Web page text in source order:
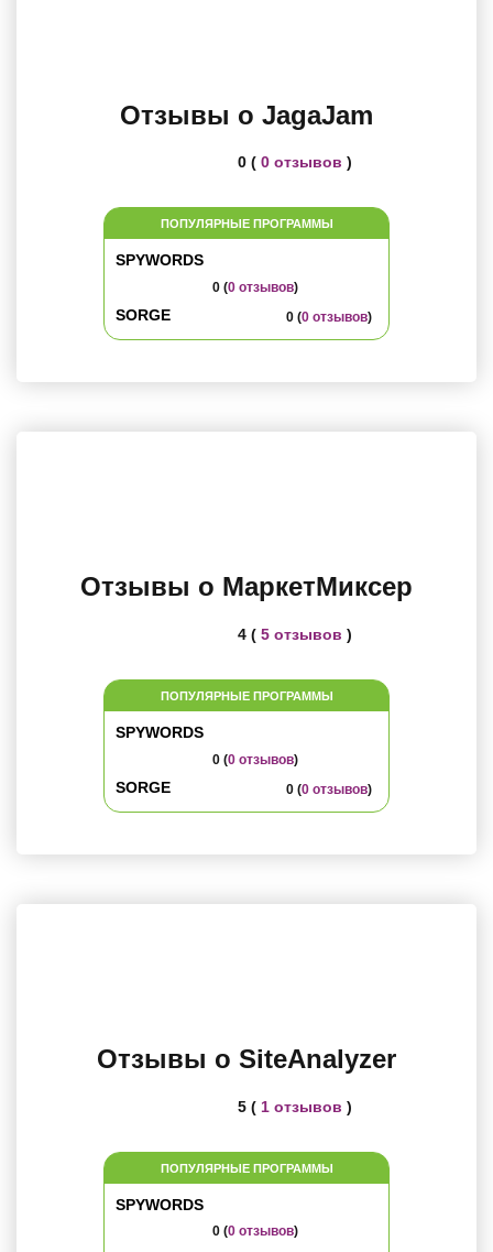
Отзывы о JagaJam
0 ( 0 отзывов )
ПОПУЛЯРНЫЕ ПРОГРАММЫ
SPYWORDS
0 (0 отзывов)
SORGE 0 (0 отзывов)
Отзывы о МаркетМиксер
4 ( 5 отзывов )
ПОПУЛЯРНЫЕ ПРОГРАММЫ
SPYWORDS
0 (0 отзывов)
SORGE 0 (0 отзывов)
Отзывы о SiteAnalyzer
5 ( 1 отзывов )
ПОПУЛЯРНЫЕ ПРОГРАММЫ
SPYWORDS
0 (0 отзывов)